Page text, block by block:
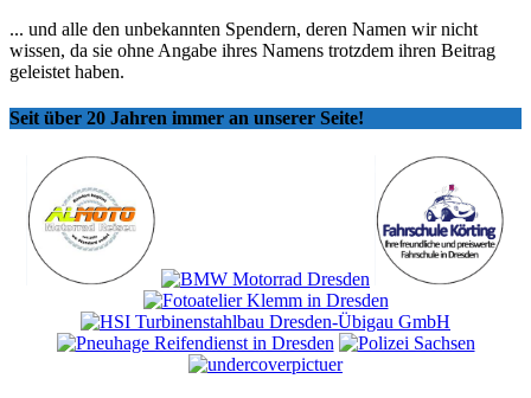
... und alle den unbekannten Spendern, deren Namen wir nicht
wissen, da sie ohne Angabe ihres Namens trotzdem ihren Beitrag
geleistet haben.
Seit über 20 Jahren immer an unserer Seite!